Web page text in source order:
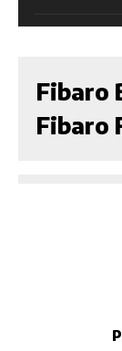
Fibaro
Fibaro